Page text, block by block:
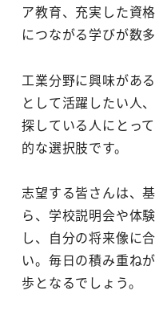
ア教育、充実した資
につながる学びが数
工業分野に興味があ
として活躍したい人
探している人にとっ
的な選択肢です。
志望する皆さんは、
ら、学校説明会や体
し、自分の将来像に
い。毎日の積み重ね
歩となるでしょう。